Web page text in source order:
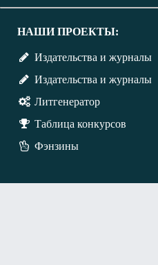
НАШИ ПРОЕКТЫ:
Издательства и журналы
Издательства и журналы
Литгенератор
Таблица конкурсов
Фэнзины